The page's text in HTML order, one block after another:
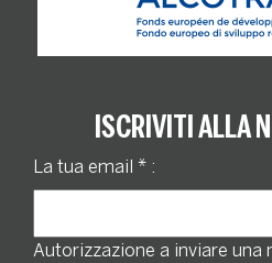
ISCRIVITI ALLA
La tua email * :
Autorizzazione a inviare una